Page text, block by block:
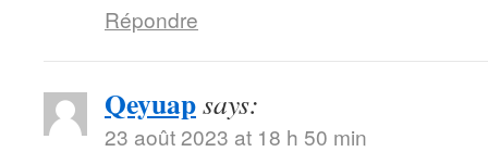
Répondre
Qeyuapsays:
23 août 2023 at 18 h 50 min